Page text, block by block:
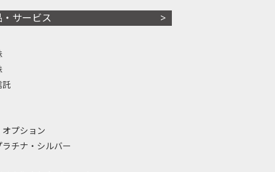
・サービス
託
プション
ラチナ・シルバー